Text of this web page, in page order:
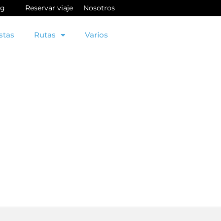
Reservar viaje Nosotros
Rutas Varios